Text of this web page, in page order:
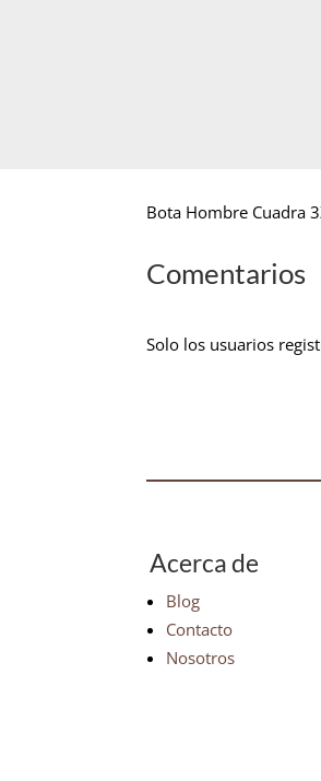
Bota Hombre Cuadra
Comentarios
Solo los usuarios
Acerca de
Blog
Contacto
Nosotros